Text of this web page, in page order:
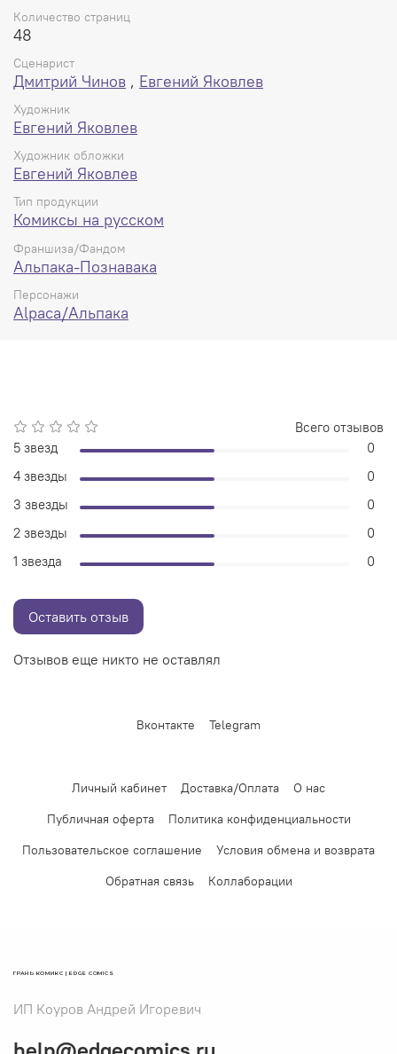
Количество страниц
48
Сценарист
Дмитрий Чинов , Евгений Яковлев
Художник
Евгений Яковлев
Художник обложки
Евгений Яковлев
Тип продукции
Комиксы на русском
Франшиза/Фандом
Альпака-Познавака
Персонажи
Alpaca/Альпака
Отзывов еще никто не оставлял
Всего отзывов
5 звезд
0
4 звезды
0
3 звезды
0
2 звезды
0
1 звезда
0
Оставить отзыв
Вконтакте Telegram
Личный кабинет Доставка/Оплата
О нас
Публичная оферта
Политика конфиденциальности
Пользовательское соглашение
Условия обмена и возврата
Обратная связь
Коллаборации
ГРАНЬ КОМИКС | EDGE COMICS
ИП Коуров Андрей Игоревич